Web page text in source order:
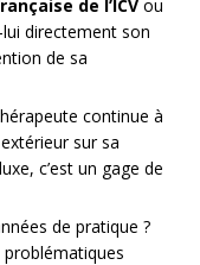
de l’ICV ou
directement son
de sa
continue à
sur sa
c’est un gage de
de pratique ?